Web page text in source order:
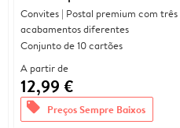
Convites | Postal premium com três
acabamentos diferentes
Conjunto de 10 cartões
A partir de
12,99 €
offers Preços Sempre Baixos